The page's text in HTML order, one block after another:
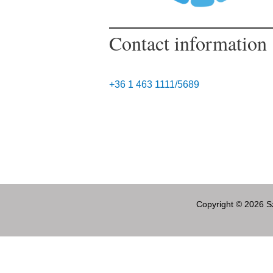
Contact information
+36 1 463 1111/5689
Copyright © 2026